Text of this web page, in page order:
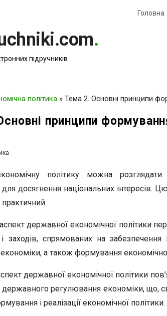
Головна
.
підручників
політика » Тема 2. Основні принципи
принципи формування
політику можна розглядати
досягнення національних інтересів.
практичний.
державної економічної політики
заходів, спрямованих на
економіки, а також формування
державної економічної політики
регулювання економіки, що,
і реалізації економічної політики.